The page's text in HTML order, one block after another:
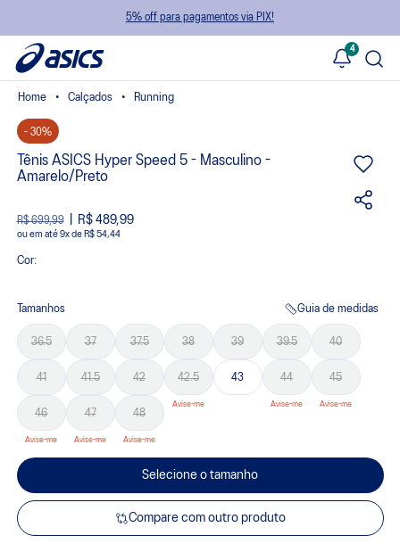
5% off para pagamentos via PIX!
4
Calçados Running
- 30%
Tênis ASICS Hyper Speed 5 - Masculino -
Amarelo/Preto
R$ 699,99 R$ 489,99
ou 9xde R$ 54,44
Cor:
Tamanhos Guia de medidas
36.5 37 37.5 38 39 39.5 40
41 41.5 42 42.5 43 44 45
46 47 48
Selecione o tamanho
Compare com outro produto